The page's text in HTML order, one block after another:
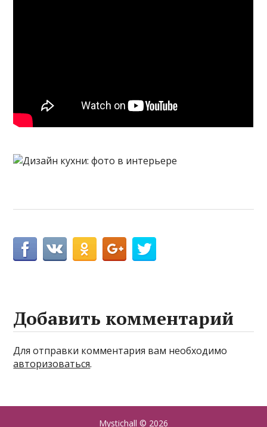
Добавить комментарий
Для отправки комментария вам необходимо
авторизоваться.
Mystichall © 2026